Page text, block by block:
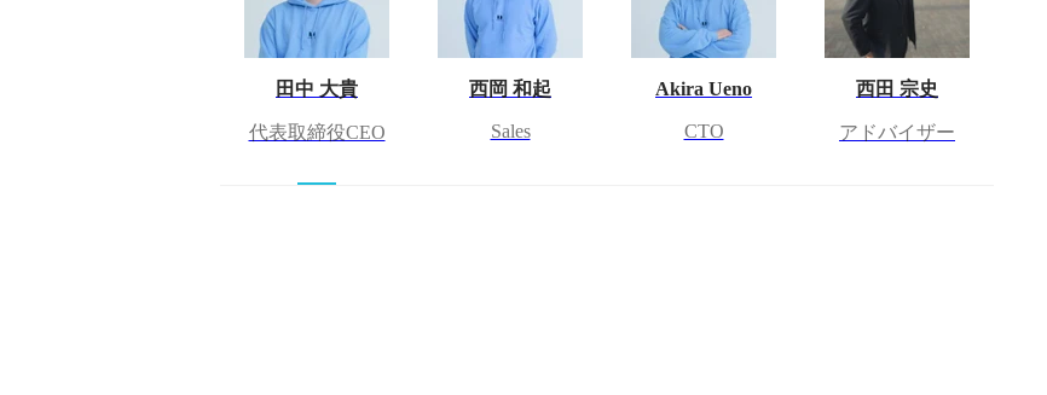
田中 大貴
代表取締役CEO
西岡 和起
Sales
Akira Ueno
CTO
西田 宗史
アドバイザー